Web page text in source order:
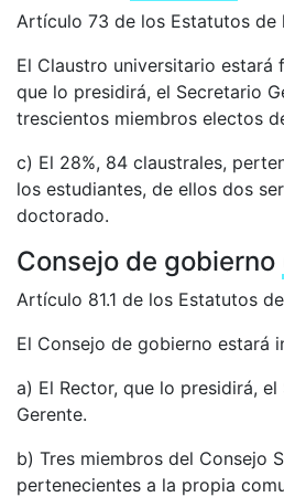
Artículo 73 de los Estatutos de
El Claustro universitario estará
que lo presidirá, el Secretario
trescientos miembros electos
c) El 28%, 84 claustrales,
los estudiantes, de ellos dos
doctorado.
Consejo de gobierno
Artículo 81.1 de los Estatutos
El Consejo de gobierno estará
a) El Rector, que lo presidirá,
Gerente.
b) Tres miembros del Consejo
pertenecientes a la propia